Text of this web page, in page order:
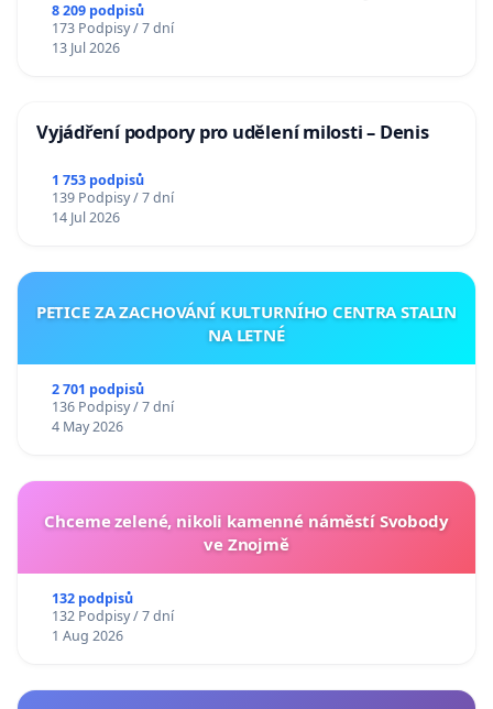
Charles University
8 209 podpisů
173 Podpisy / 7 dní
13 Jul 2026
Vyjádření podpory pro udělení milosti – Denis
1 753 podpisů
139 Podpisy / 7 dní
14 Jul 2026
PETICE ZA ZACHOVÁNÍ KULTURNÍHO CENTRA STALIN
NA LETNÉ
2 701 podpisů
136 Podpisy / 7 dní
4 May 2026
Chceme zelené, nikoli kamenné náměstí Svobody
ve Znojmě
132 podpisů
132 Podpisy / 7 dní
1 Aug 2026